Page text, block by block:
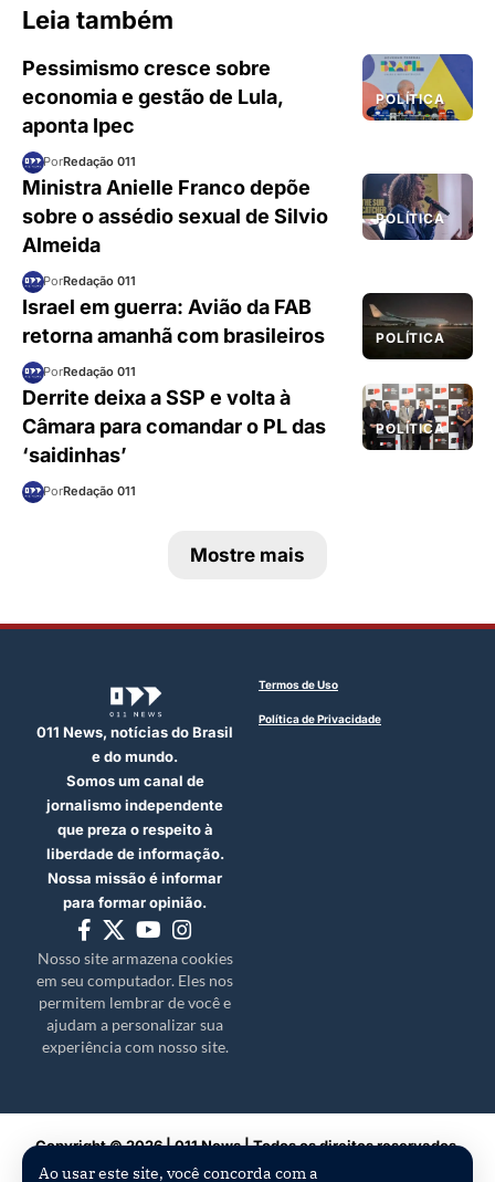
Ao usar este site, você concorda com a
Leia também
POLÍTICA
Pessimismo cresce sobre
economia e gestão de Lula,
aponta Ipec
PorRedação 011
POLÍTICA
Ministra Anielle Franco depõe
sobre o assédio sexual de Silvio
Almeida
PorRedação 011
POLÍTICA
Israel em guerra: Avião da FAB
retorna amanhã com brasileiros
PorRedação 011
POLÍTICA
Derrite deixa a SSP e volta à
Câmara para comandar o PL das
‘saidinhas’
PorRedação 011
Mostre mais
011 News, notícias do Brasil
e do mundo.
Somos um canal de
jornalismo independente
que preza o respeito à
liberdade de informação.
Nossa missão é informar
para formar opinião.
Nosso site armazena cookies
em seu computador. Eles nos
permitem lembrar de você e
ajudam a personalizar sua
experiência com nosso site.
Termos de Uso
Política de Privacidade
Copyright © 2026 | 011 News | Todos os direitos reservados.